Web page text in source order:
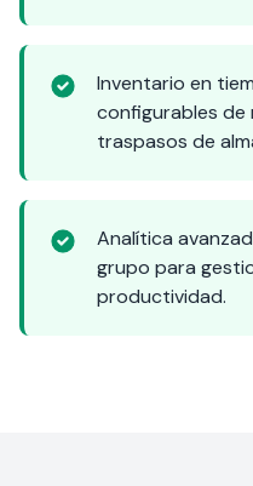
Inventario en
configurables
traspasos de
Analítica
grupo para
productividad.